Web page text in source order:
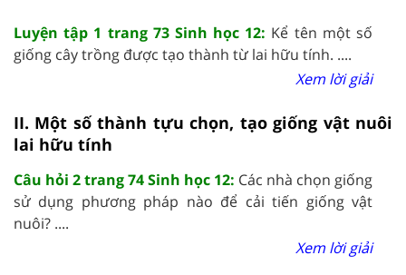
Luyện tập 1 trang 73 Sinh học 12: Kể tên một số
giống cây trồng được tạo thành từ lai hữu tính. ....
Xem lời giải
II. Một số thành tựu chọn, tạo giống vật nuôi
lai hữu tính
Câu hỏi 2 trang 74 Sinh học 12: Các nhà chọn giống
sử dụng phương pháp nào để cải tiến giống vật
nuôi? ....
Xem lời giải